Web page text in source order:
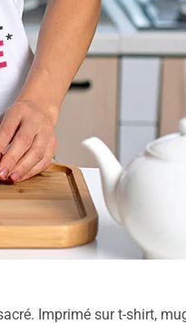
Imprimé sur t-shirt,